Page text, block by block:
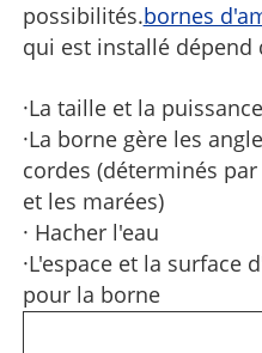
possibilités.bornes
qui est installé dépend
·La taille et la
·La borne gère les
cordes (déterminés
et les marées)
· Hacher l'eau
·L'espace et la
pour la borne